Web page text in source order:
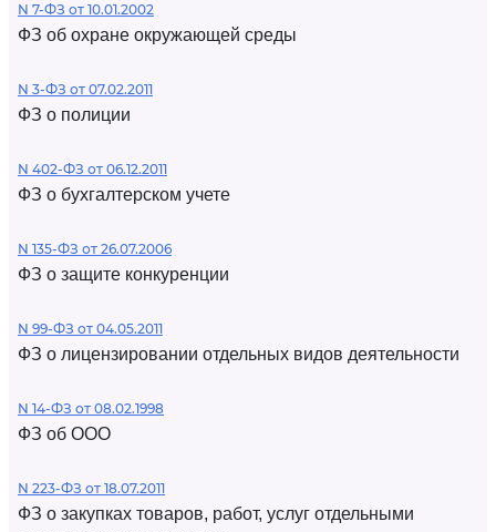
N 7-ФЗ от 10.01.2002
ФЗ об охране окружающей среды
N 3-ФЗ от 07.02.2011
ФЗ о полиции
N 402-ФЗ от 06.12.2011
ФЗ о бухгалтерском учете
N 135-ФЗ от 26.07.2006
ФЗ о защите конкуренции
N 99-ФЗ от 04.05.2011
ФЗ о лицензировании отдельных видов деятельности
N 14-ФЗ от 08.02.1998
ФЗ об ООО
N 223-ФЗ от 18.07.2011
ФЗ о закупках товаров, работ, услуг отдельными